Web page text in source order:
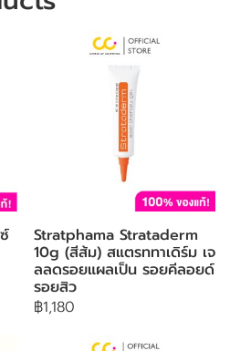
Stratphama Strataderm
10g (สีส้ม) สแตรททาเดิร์ม เจ
ลลดรอยแผลเป็น รอยคีลอยด์
รอยสิว
฿1,180